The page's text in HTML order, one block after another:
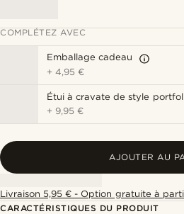
COMPLÉTEZ AVEC
Emballage cadeau
+4,95 €
Étui à cravate de style
+ 9,95 €
AJOUTER AU
Livraison 5,95 € - Option gratuite à
CARACTÉRISTIQUES DU PRODUIT